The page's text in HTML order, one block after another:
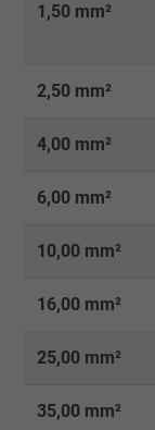
1,50 mm²
2,50 mm²
4,00 mm²
6,00 mm²
10,00 mm²
16,00 mm²
25,00 mm²
35,00 mm²